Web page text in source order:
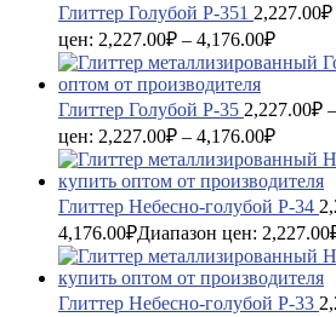
Глиттер Голубой P-351 2,227.00₽
цен: 2,227.00₽ – 4,176.00₽
Глиттер Голубой P-35 2,227.00₽ –
цен: 2,227.00₽ – 4,176.00₽
Глиттер Небесно-голубой P-34
4,176.00₽Диапазон цен:
Глиттер Небесно-голубой P-33